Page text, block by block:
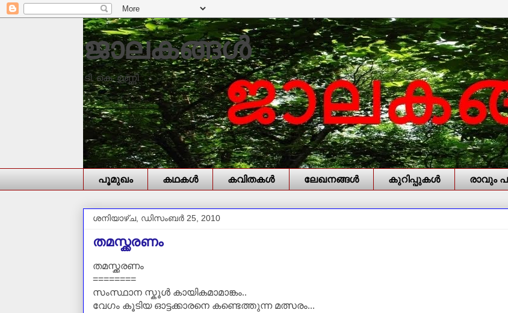
ജാലകങ്ങൾ
ടി. കെ. ഉണ്ണി
പൂമുഖം കഥകള്‍ കവിതകള്‍ ലേഖനങ്ങള്‍ കുറിപ്പുകള്‍ രാവും
ശനിയാഴ്‌ച, ഡിസംബർ 25, 2010
തമസ്ക്കരണം
തമസ്ക്കരണം
========
സംസ്ഥാന സ്കൂൾ കായികമാമാങ്കം..
വേഗം കൂടിയ ഓട്ടക്കാരനെ കണ്ടെത്തുന്ന മത്സരം...